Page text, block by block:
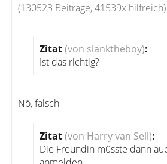
(130523 Beiträge, 41539x hilfreich)
Zitat(von slanktheboy):
Ist das richtig?
Nö, falsch
Zitat(von Harry van Sell):
Die Freundin müsste dann